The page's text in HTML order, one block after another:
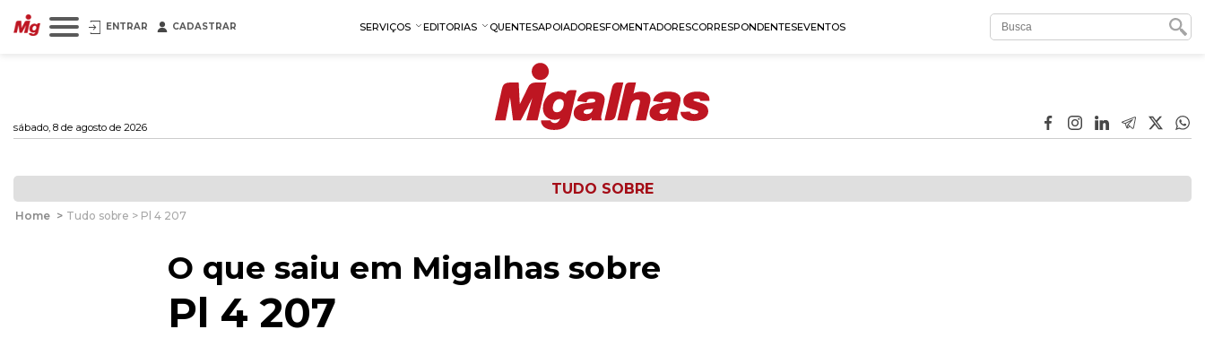
ENTRAR CADASTRAR SERVIÇOS EDITORIAS QUENTESAPOIADORESFOMENTADORESCORRESPONDENTESEVENTOS
sábado, 8 de agosto de 2026
TUDO SOBRE
Home > Tudo sobre > Pl 4 207
O que saiu em Migalhas sobre
Pl 4 207